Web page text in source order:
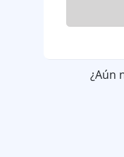
¿Aún